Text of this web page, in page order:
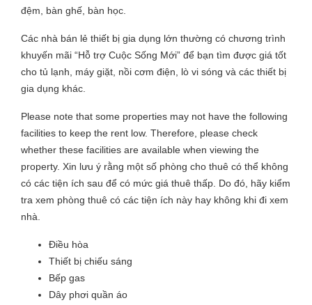
đệm, bàn ghế, bàn học.
Các nhà bán lẻ thiết bị gia dụng lớn thường có chương trình
khuyến mãi “Hỗ trợ Cuộc Sống Mới” để bạn tìm được giá tốt
cho tủ lạnh, máy giặt, nồi cơm điện, lò vi sóng và các thiết bị
gia dụng khác.
Please note that some properties may not have the following
facilities to keep the rent low. Therefore, please check
whether these facilities are available when viewing the
property. Xin lưu ý rằng một số phòng cho thuê có thể không
có các tiện ích sau để có mức giá thuê thấp. Do đó, hãy kiểm
tra xem phòng thuê có các tiện ích này hay không khi đi xem
nhà.
Điều hòa
Thiết bị chiếu sáng
Bếp gas
Dây phơi quần áo